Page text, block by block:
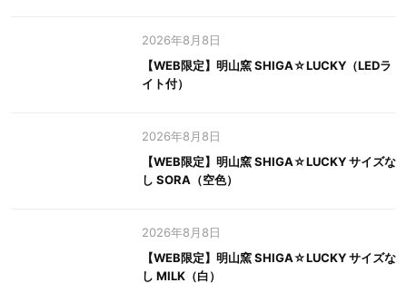
2026年8月8日
【WEB限定】明山窯 SHIGA☆LUCKY（LEDラ
イト付）
2026年8月8日
【WEB限定】明山窯 SHIGA☆LUCKY サイズな
し SORA（空色）
2026年8月8日
【WEB限定】明山窯 SHIGA☆LUCKY サイズな
し MILK（白）